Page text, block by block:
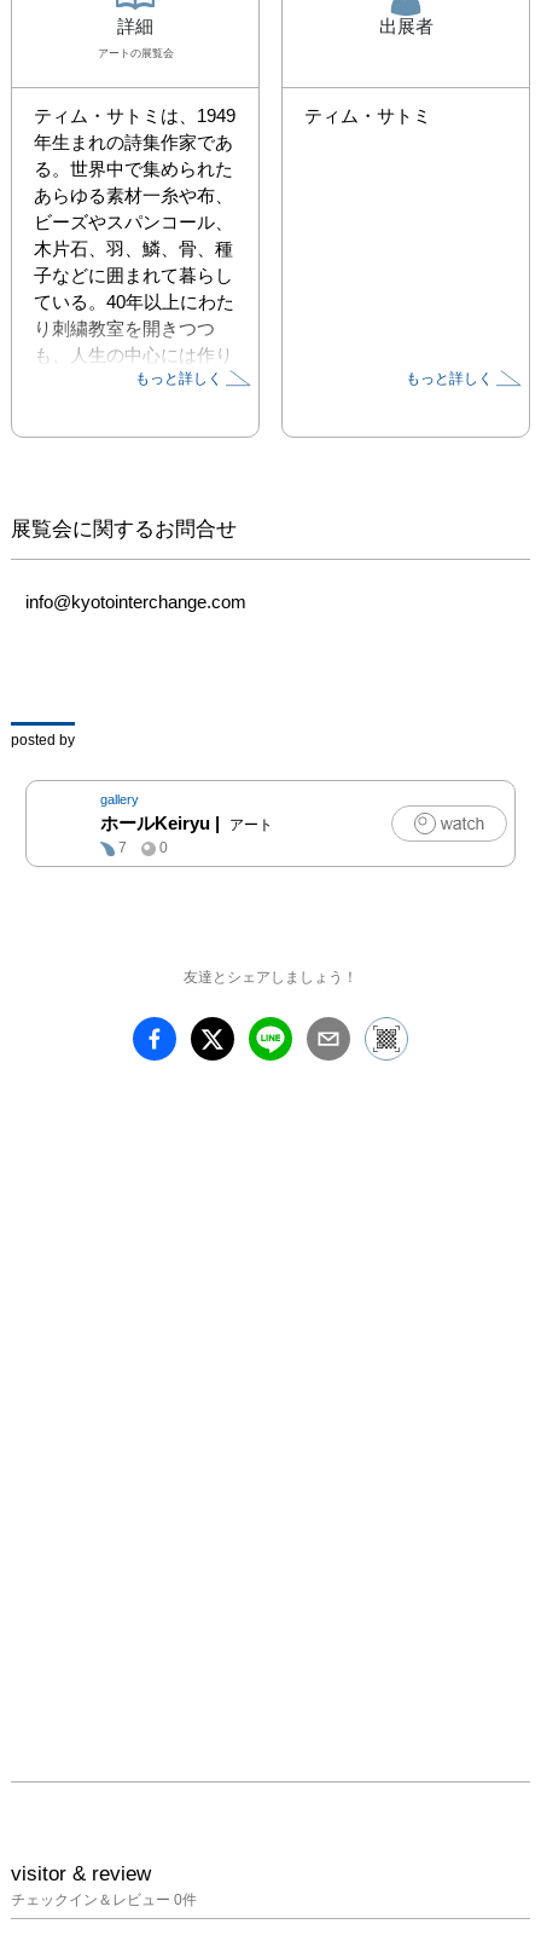
詳細
アート の展覧会
ティム・サトミは、1949
年生まれの詩集作家であ
る。世界中で集められた
あらゆる素材一糸や布、
ビーズやスパンコール、
木片石、羽、鱗、骨、種
子などに囲まれて暮らし
ている。40年以上にわた
り刺繍教室を開きつつ
も、人生の中心には作り
たいものを自由に作るこ
って彩られた生活空間で
る。
ある日、「アドリブで行
んは言った。針に糸を通
る中で、萩原朔太郎の
《死なない蛸》をモチー
フとした巨大な蛸を、指
で使って編んでいく裂織
の技法で作り始めてい
た。
もっと詳しく
出展者
ティム・サトミ
もっと詳しく
展覧会に関するお問合せ
info@kyotointerchange.com
posted by
gallery
ホールKeiryu |
アート
7
0
友達とシェアしましょう！
visitor & review
チェックイン＆レビュー 0件